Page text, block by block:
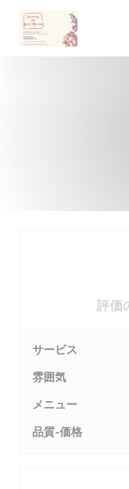
クッキー利用の管理に
評価
サービス
雰囲気
メニュー
品質-価格